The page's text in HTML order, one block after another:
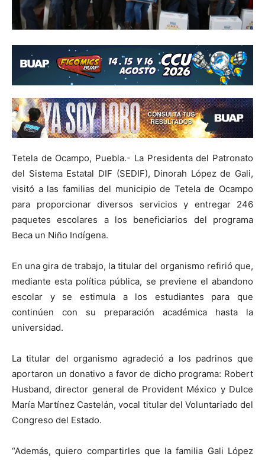
Tetela de Ocampo, Puebla.- La Presidenta del Patronato
del Sistema Estatal DIF (SEDIF), Dinorah López de Gali,
visitó a las familias del municipio de Tetela de Ocampo
para proporcionar diversos servicios y entregar 246
paquetes escolares a los beneficiarios del programa
Beca un Niño Indígena.
En una gira de trabajo, la titular del organismo refirió que,
mediante esta política pública, se previene el abandono
escolar y se estimula a los estudiantes para que
continúen con su preparación académica hasta la
universidad.
La titular del organismo agradeció a los padrinos que
aportaron un donativo a favor de dicho programa: Robert
Husband, director general de Provident México y Dulce
María Martínez Castelán, vocal titular del Voluntariado del
Congreso del Estado.
“Además, quiero compartirles que la familia Gali López